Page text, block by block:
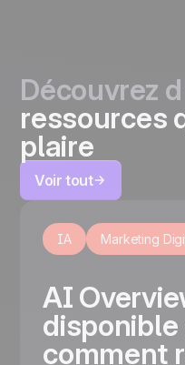
Découvrez
ressources
plaire
Voir tout
IA Marketing
AI
disponible
comment